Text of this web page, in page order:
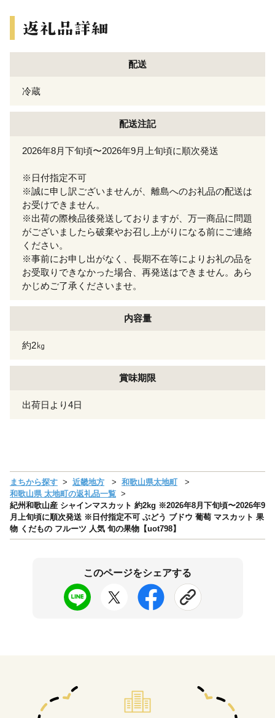
配送
冷蔵
配送注記
2026年8月下旬頃〜2026年9月上旬頃に順次発送
※日付指定不可
※誠に申し訳ございませんが、離島へのお礼品の配送は
お受けできません。
※出荷の際検品後発送しておりますが、万一商品に問題
がございましたら破棄やお召し上がりになる前にご連絡
ください。
※事前にお申し出がなく、長期不在等によりお礼の品を
お受取りできなかった場合、再発送はできません。あら
かじめご了承くださいませ。
内容量
約2㎏
賞味期限
出荷日より4日
まちから探す 近畿地方
和歌山県太地町
和歌山県 太地町の返礼品一覧
紀州和歌山産 シャインマスカット 約2kg ※2026年8月下旬頃〜2026年9
月上旬頃に順次発送 ※日付指定不可 ぶどう ブドウ 葡萄 マスカット 果
物 くだもの フルーツ 人気 旬の果物【uot798】
このページをシェアする